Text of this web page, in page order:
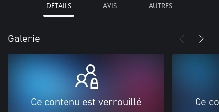
DÉTAILS AVIS AUTRES
Galerie
Ce contenu est verrouillé Ce